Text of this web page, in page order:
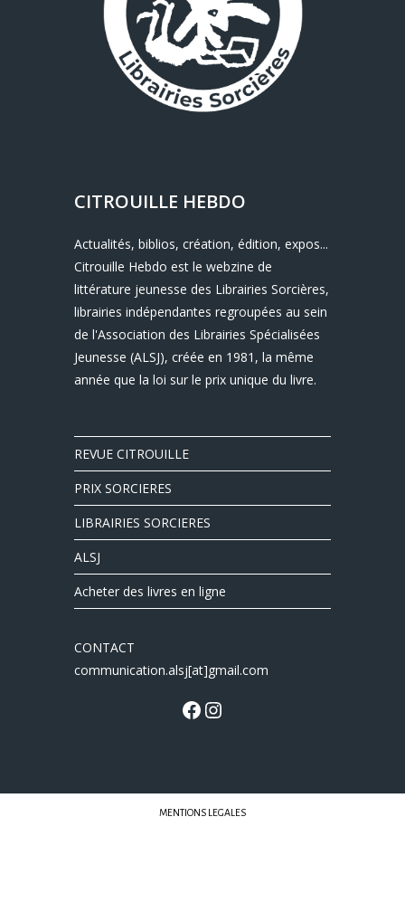
CITROUILLE HEBDO
Actualités, biblios, création, édition, expos...
Citrouille Hebdo est le webzine de
littérature jeunesse des Librairies Sorcières,
librairies indépendantes regroupées au sein
de l'Association des Librairies Spécialisées
Jeunesse (ALSJ), créée en 1981, la même
année que la loi sur le prix unique du livre.
REVUE CITROUILLE
PRIX SORCIERES
LIBRAIRIES SORCIERES
ALSJ
Acheter des livres en ligne
CONTACT
communication.alsj[at]gmail.com
MENTIONS LEGALES